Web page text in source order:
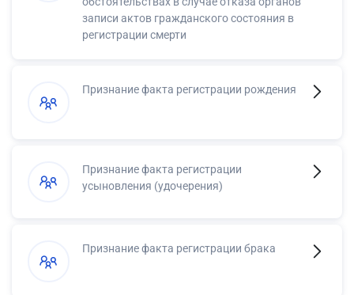
записи актов гражданского состояния в
регистрации смерти
Признание факта регистрации рождения
Признание факта регистрации
усыновления (удочерения)
Признание факта регистрации брака